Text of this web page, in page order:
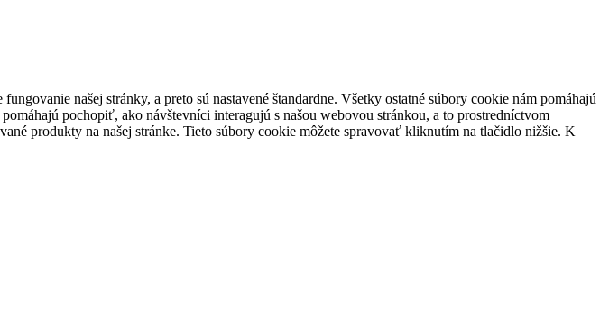
našej stránky, a preto sú nastavené štandardne. Všetky ostatné súbory cookie nám pomáhajú
pochopiť, ako návštevníci interagujú s našou webovou stránkou, a to prostredníctvom
produkty na našej stránke. Tieto súbory cookie môžete spravovať kliknutím na tlačidlo nižšie. K